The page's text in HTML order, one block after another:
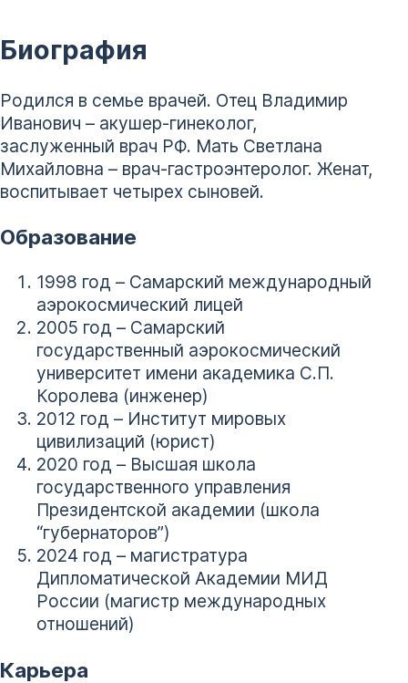
Биография
Родился в семье врачей. Отец Владимир
Иванович – акушер-гинеколог,
заслуженный врач РФ. Мать Светлана
Михайловна – врач-гастроэнтеролог. Женат,
воспитывает четырех сыновей.
Образование
1998 год – Самарский международный
аэрокосмический лицей
2005 год – Самарский
государственный аэрокосмический
университет имени академика С.П.
Королева (инженер)
2012 год – Институт мировых
цивилизаций (юрист)
2020 год – Высшая школа
государственного управления
Президентской академии (школа
“губернаторов”)
2024 год – магистратура
Дипломатической Академии МИД
России (магистр международных
отношений)
Карьера